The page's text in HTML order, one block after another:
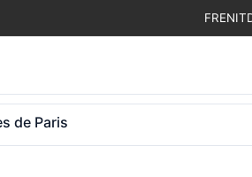
FRENIT